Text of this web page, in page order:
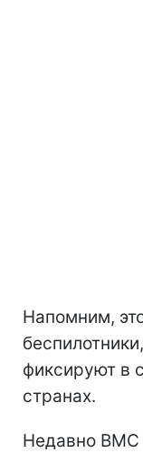
Напомним,
фиксируют в
странах.
Недавно ВМС